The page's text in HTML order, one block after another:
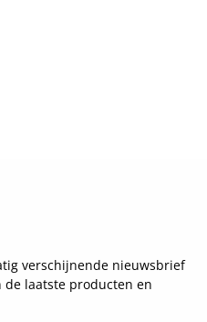
verschijnende nieuwsbrief
laatste producten en